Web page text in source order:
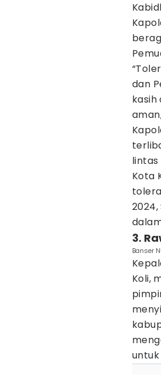
dan
lintas
Kota
3.
Banser
Koli,